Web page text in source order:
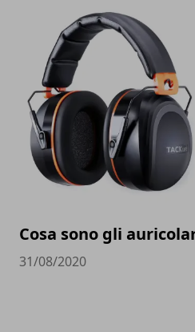
Cosa sono gli
31/08/2020